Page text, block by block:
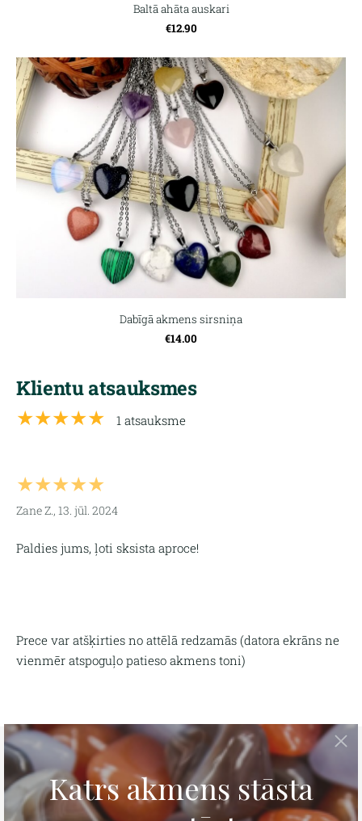
Prece var atšķirties no attēlā redzamās (datora ekrāns ne
vienmēr atspoguļo patieso akmens toni)
Baltā ahāta auskari
€12.90
Dabīgā akmens sirsniņa
€14.00
Klientu atsauksmes
★★★★★ 1 atsauksme
★★★★★
Zane Z., 13. jūl. 2024
Paldies jums, ļoti sksista aproce!
Tava personīgā rokassprādze
Izmēra noteikšana
Kontakti
Apmaksa un piegāde
Preces atgriešana
Privātuma politika